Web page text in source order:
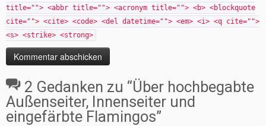
title=""> <abbr title=""> <acronym title=""> <b> <blockquote
cite=""> <cite> <code> <del datetime=""> <em> <i> <q cite="">
<s> <strike> <strong>
2 Gedanken zu “Über hochbegabte
Außenseiter, Innenseiter und
eingefärbte Flamingos”